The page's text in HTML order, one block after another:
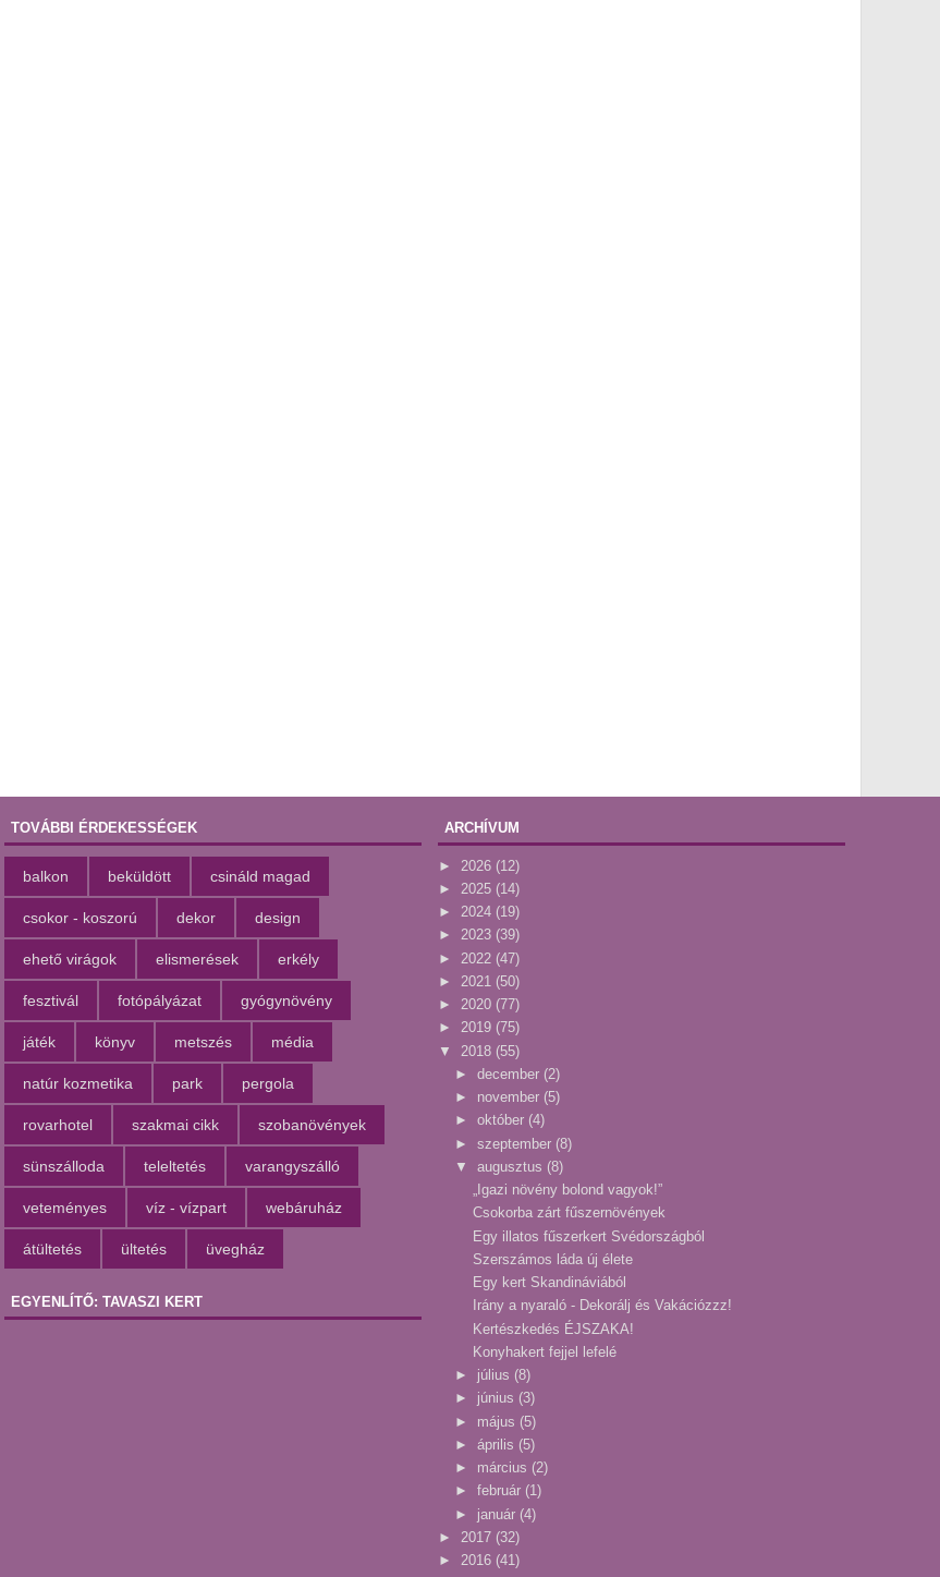
TOVÁBBI ÉRDEKESSÉGEK
balkon beküldött csináld magad
csokor - koszorú dekor design
ehető virágok elismerések erkély
fesztivál fotópályázat gyógynövény
játék könyv metszés média
natúr kozmetika park pergola
rovarhotel szakmai cikk szobanövények
sünszálloda teleltetés varangyszálló
veteményes víz - vízpart webáruház
átültetés ültetés üvegház
EGYENLÍTŐ: TAVASZI KERT
ARCHÍVUM
► 2026 (12)
► 2025 (14)
► 2024 (19)
► 2023 (39)
► 2022 (47)
► 2021 (50)
► 2020 (77)
► 2019 (75)
▼ 2018 (55)
►december (2)
► november (5)
►október (4)
►szeptember (8)
▼augusztus (8)
„Igazi növény bolond vagyok!”
Csokorba zárt fűszernövények
Egy illatos fűszerkert Svédországból
Szerszámos láda új élete
Egy kert Skandináviából
Irány a nyaraló - Dekorálj és Vakációzzz!
Kertészkedés ÉJSZAKA!
Konyhakert fejjel lefelé
► július (8)
► június (3)
► május (5)
►április (5)
► március (2)
►február (1)
► január (4)
► 2017 (32)
► 2016 (41)